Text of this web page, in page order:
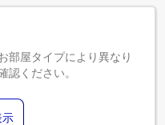
部屋タイプにより異なり
認ください。
示